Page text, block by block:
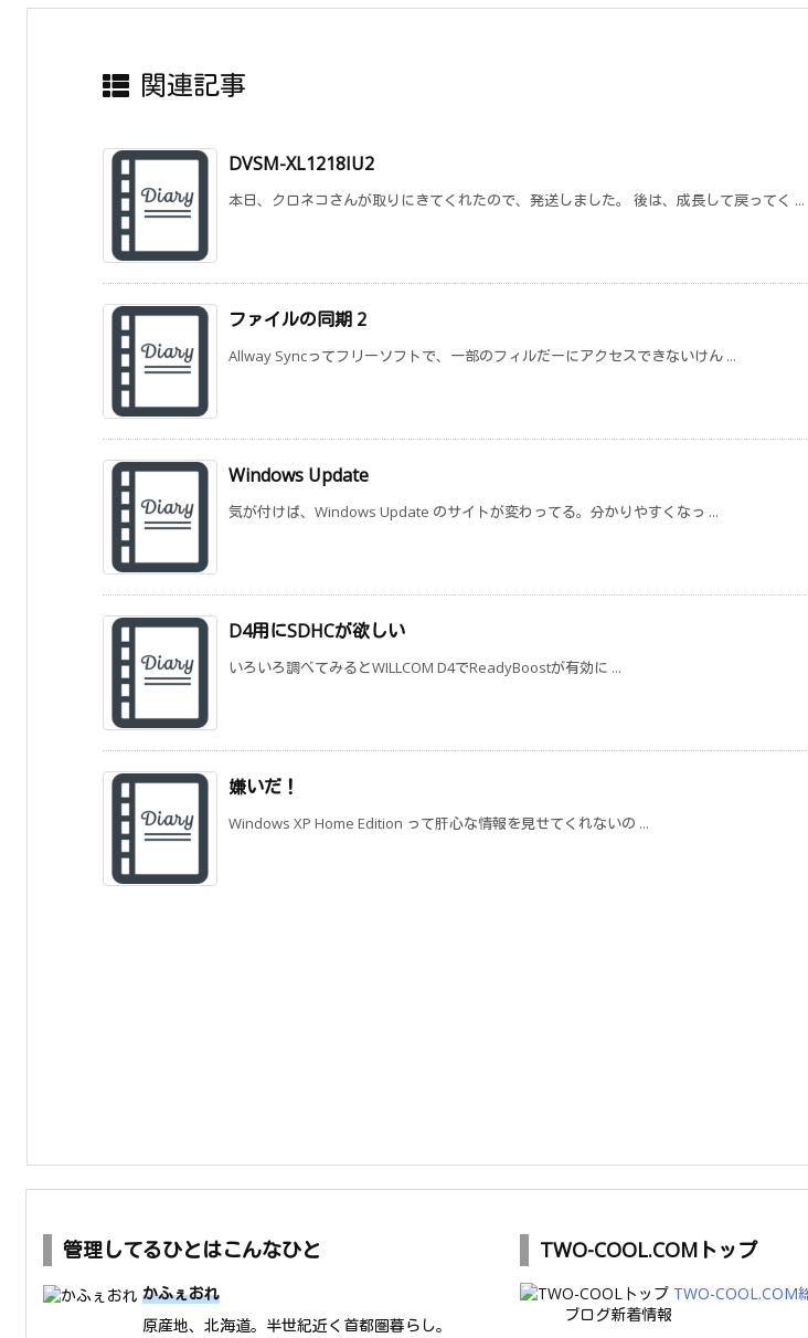
関連記事
DVSM-XL1218IU2
本日、クロネコさんが取りにきてくれたので、発送しました。 後は、成長して戻ってく ...
ファイルの同期 2
Allway Syncってフリーソフトで、一部のフィルだーにアクセスできないけん ...
Windows Update
気が付けば、Windows Update のサイトが変わってる。分かりやすくなっ ...
D4用にSDHCが欲しい
いろいろ調べてみるとWILLCOM D4でReadyBoostが有効に ...
嫌いだ！
Windows XP Home Edition って肝心な情報を見せてくれないの ...
管理してるひとはこんなひと
かふぇおれ
原産地、北海道。半世紀近く首都圏暮らし。
TWO-COOL.COMトップ
TWO-COOL.COM
ブログ新着情報